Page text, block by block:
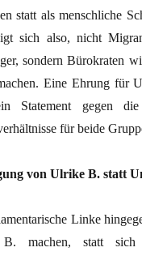
statt als menschliche
sich also, nicht
sondern Bürokraten
Eine Ehrung für
Statement gegen
für beide
von Ulrike B. statt
Linke
machen, statt sich